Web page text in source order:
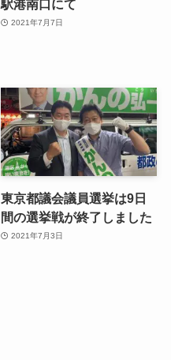
駅港南口にて
2021年7月7日
東京都議会議員選挙は9日
間の選挙戦が終了しました
2021年7月3日